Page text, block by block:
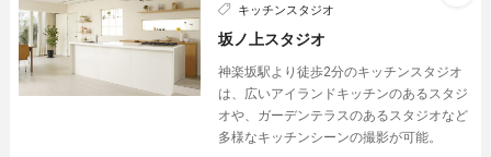
キッチンスタジオ
坂ノ上スタジオ
神楽坂駅より徒歩2分のキッチンスタジオ
は、広いアイランドキッチンのあるスタジ
オや、ガーデンテラスのあるスタジオなど
多様なキッチンシーンの撮影が可能。